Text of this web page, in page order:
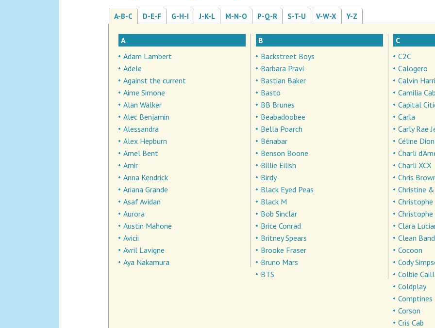
A-B-C D-E-F G-H-I J-K-L M-N-O P-Q-R S-T-U V-W-X Y-Z
A
Adam Lambert
Adele
Against the current
Aime Simone
Alan Walker
Alec Benjamin
Alessandra
Alex Hepburn
Amel Bent
Amir
Anna Kendrick
Ariana Grande
Asaf Avidan
Aurora
Austin Mahone
Avicii
Avril Lavigne
Aya Nakamura
B
Backstreet Boys
Barbara Pravi
Bastian Baker
Basto
BB Brunes
Beabadoobee
Bella Poarch
Bénabar
Benson Boone
Billie Eilish
Birdy
Black Eyed Peas
Black M
Bob Sinclar
Brice Conrad
Britney Spears
Brooke Fraser
Bruno Mars
BTS
C
C2C
Calogero
Calvin
Camilia
Capital
Carla
Carly Rae
Céline Dion
Charli
Charli XCX
Chris
Christine
Clara
Clean
Cocoon
Cody
Colbie
Coldplay
Comptines
Corson
Cris Cab